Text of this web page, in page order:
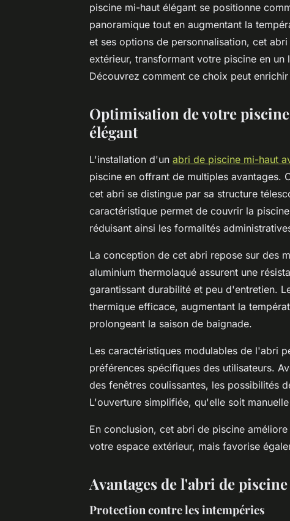
piscine mi-haut élégant se positionne
panoramique tout en augmentant la
et ses options de personnalisation, cet
extérieur, transformant votre piscine en
Découvrez comment ce choix peut
Optimisation de votre
élégant
L'installation d'un abri de piscine mi-haut
piscine en offrant de multiples avantages.
cet abri se distingue par sa structure
caractéristique permet de couvrir la
réduisant ainsi les formalités
La conception de cet abri repose sur des
aluminium thermolaqué assurent une
garantissant durabilité et peu d'entretien.
thermique efficace, augmentant la
prolongeant la saison de baignade.
Les caractéristiques modulables de l'abri
préférences spécifiques des utilisateurs.
des fenêtres coulissantes, les possibilités
L'ouverture simplifiée, qu'elle soit
En conclusion, cet abri de piscine
votre espace extérieur, mais favorise
Avantages de l'abri de
Protection contre les intempéries